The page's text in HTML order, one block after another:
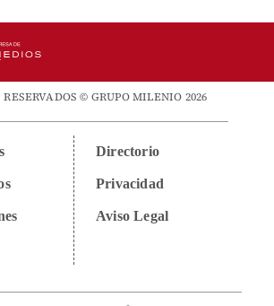
RESERVADOS © GRUPO MILENIO 2026
Directorio
Privacidad
Aviso Legal